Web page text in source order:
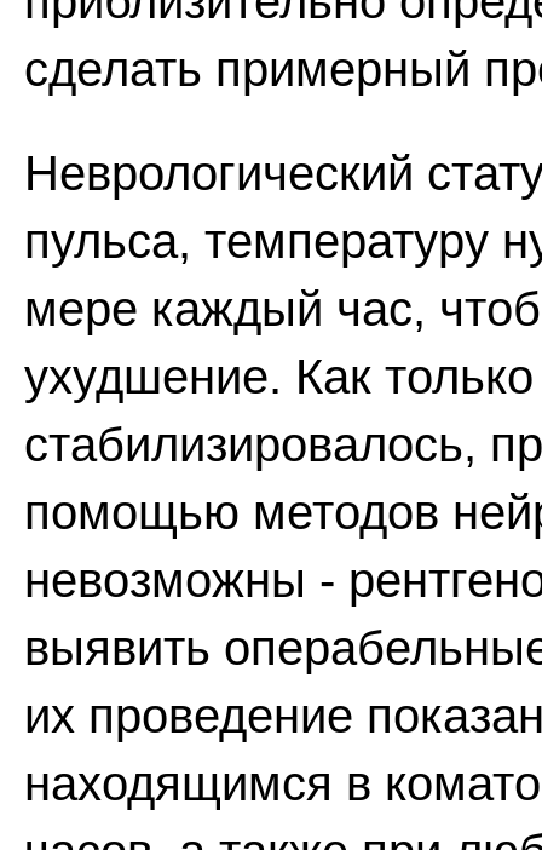
сделать примерный
Неврологический
пульса, температуру
мере каждый час,
ухудшение. Как
стабилизировалось,
помощью методов
невозможны -
выявить
их проведение
находящимся в